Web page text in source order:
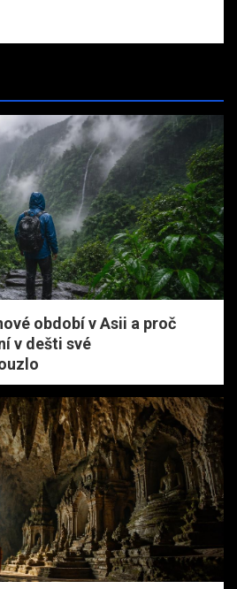
období v Asii a proč
v dešti své